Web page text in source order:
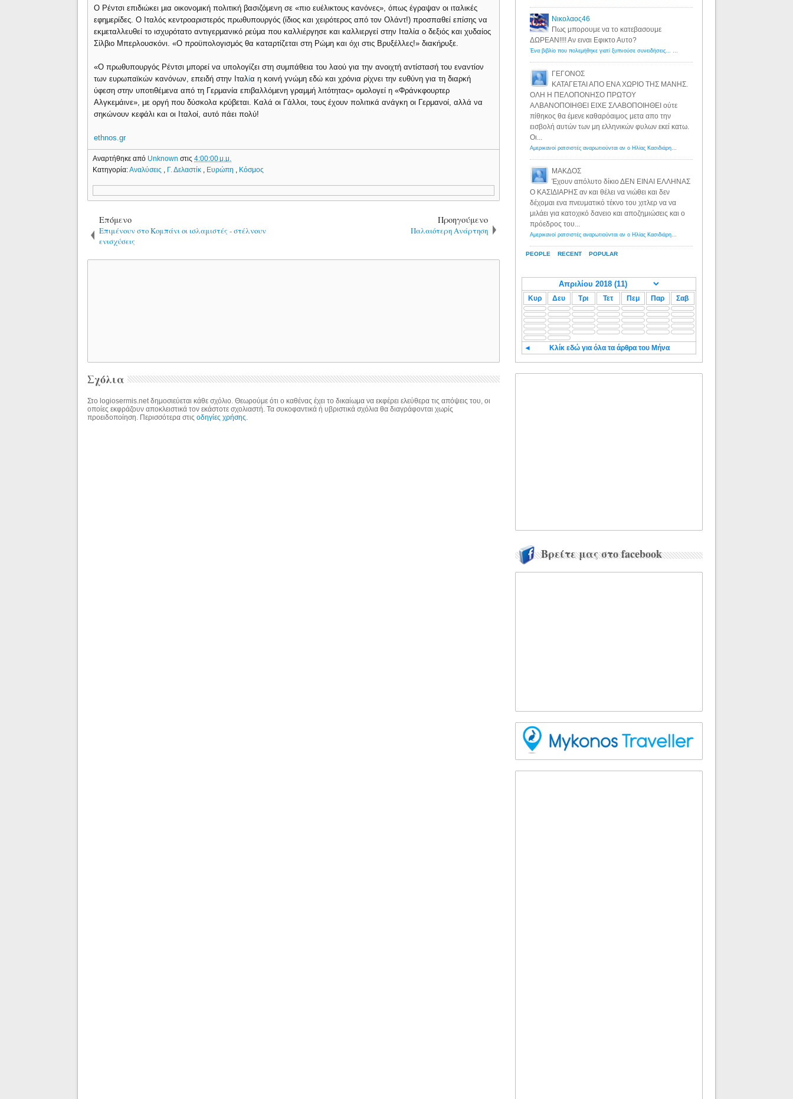
Ο Ρέντσι επιδιώκει μια οικονομική πολιτική βασιζόμενη σε «πιο ευέλικτους κανόνες», όπως έγραψαν οι ιταλικές
εφημερίδες. Ο Ιταλός κεντροαριστερός πρωθυπουργός (ίδιος και χειρότερος από τον Ολάντ!) προσπαθεί επίσης να
εκμεταλλευθεί το ισχυρότατο αντιγερμανικό ρεύμα που καλλιέργησε και καλλιεργεί στην Ιταλία ο δεξιός και χυδαίος
Σίλβιο Μπερλουσκόνι. «Ο προϋπολογισμός θα καταρτίζεται στη Ρώμη και όχι στις Βρυξέλλες!» διακήρυξε.
«Ο πρωθυπουργός Ρέντσι μπορεί να υπολογίζει στη συμπάθεια του λαού για την ανοιχτή αντίστασή του εναντίον
των ευρωπαϊκών κανόνων, επειδή στην Ιταλία η κοινή γνώμη εδώ και χρόνια ρίχνει την ευθύνη για τη διαρκή
ύφεση στην υποτιθέμενα από τη Γερμανία επιβαλλόμενη γραμμή λιτότητας» ομολογεί η «Φράνκφουρτερ
Αλγκεμάινε», με οργή που δύσκολα κρύβεται. Καλά οι Γάλλοι, τους έχουν πολιτικά ανάγκη οι Γερμανοί, αλλά να
σηκώνουν κεφάλι και οι Ιταλοί, αυτό πάει πολύ!
ethnos.gr
Αναρτήθηκε από Unknownστις4:00:00 μ.μ.
Κατηγορία:Αναλύσεις , Γ. Δελαστίκ , Ευρώπη , Κόσμος
Επόμενο
Επιμένουν στο Κομπάνι οι ισλαμιστές - στέλνουν
ενισχύσεις
Προηγούμενο
Παλαιότερη Ανάρτηση
Σχόλια
Στο logiosermis.net δημοσιεύεται κάθε σχόλιο. Θεωρούμε ότι ο καθένας έχει το δικαίωμα να εκφέρει ελεύθερα τις απόψεις του, οι
οποίες εκφράζουν αποκλειστικά τον εκάστοτε σχολιαστή. Τα συκοφαντικά ή υβριστικά σχόλια θα διαγράφονται χωρίς
προειδοποίηση. Περισσότερα στιςοδηγίες χρήσης.
PEOPLE RECENT POPULAR
Νικολαος46
Πως μπορουμε να το κατεβασουμε
ΔΩΡΕΑΝ!!!! Αν ειναι Εφικτο Αυτο?
Ένα βιβλίο που πολεμήθηκε γιατί ξυπνούσε συνειδήσεις... - Λόγιος Ερμής | Η γνώση ξεκινάει με την αναζήτηση...
ΓΕΓΟΝΟΣ
ΚΑΤΑΓΕΤΑΙ ΑΠΟ ΕΝΑ ΧΩΡΙΟ ΤΗΣ ΜΑΝΗΣ.
ΟΛΗ Η ΠΕΛΟΠΟΝΗΣΟ ΠΡΩΤΟΥ
ΑΛΒΑΝΟΠΟΙΗΘΕΙ ΕΙΧΕ ΣΛΑΒΟΠΟΙΗΘΕΙ ούτε
πίθηκος θα έμενε καθαρόαιμος μετα απο την
εισβολή αυτών των μη ελληνικών φυλων εκεί κατω.
Οι...
Αμερικανοί ρατσιστές αναρωτιούνται αν ο Ηλίας Κασιδιάρης ανήκει στη λευκή φυλή... - Λόγιος Ερμής
ΜΑΚΔΟΣ
Έχουν απόλυτο δίκιο ΔΕΝ ΕΙΝΑΙ ΕΛΛΗΝΑΣ
Ο ΚΑΣΙΔΙΑΡΗΣ αν και θέλει να νιώθει και δεν
δέχομαι ενα πνευματικό τέκνο του χιτλερ να να
μιλάει για κατοχικό δανειο και αποζημιώσεις και ο
πρόεδρος του...
Αμερικανοί ρατσιστές αναρωτιούνται αν ο Ηλίας Κασιδιάρης ανήκει στη λευκή φυλή... - Λόγιος Ερμής
Κυρ Δευ Τρι Τετ Πεμ Παρ Σαβ
◄ Κλίκ εδώ για όλα τα άρθρα του Μήνα
Βρείτε μας στο facebook